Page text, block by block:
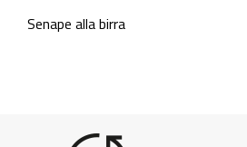
Senape alla birra